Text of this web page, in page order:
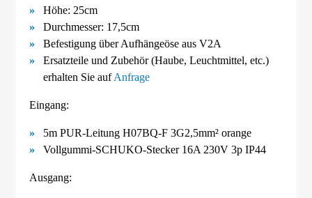
Höhe: 25cm
Durchmesser: 17,5cm
Befestigung über Aufhängeöse aus V2A
Ersatzteile und Zubehör (Haube, Leuchtmittel, etc.)
erhalten Sie aufAnfrage
Eingang:
5m PUR-Leitung H07BQ-F 3G2,5mm² orange
Vollgummi-SCHUKO-Stecker 16A 230V 3p IP44
Ausgang: